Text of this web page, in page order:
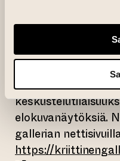
nähdään
taidetta
taiteilijaryhmältä.
Mäen näyttely
You Remember
lisäksi Kriittinen
elokuvanäytöksiä.
gallerian
https://